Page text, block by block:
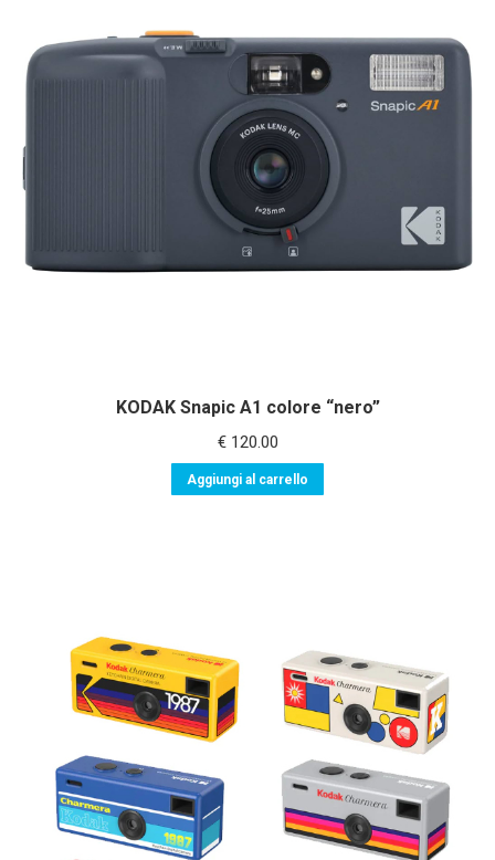
KODAK Snapic A1 colore “nero”
€120.00
Aggiungi al carrello